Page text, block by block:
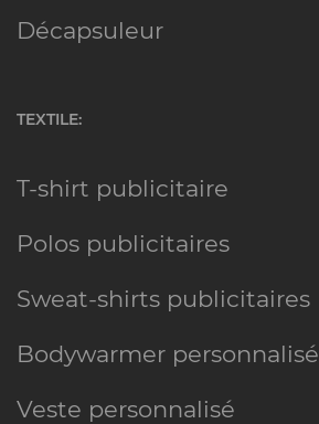
Décapsuleur
TEXTILE:
T-shirt publicitaire
Polos publicitaires
Sweat-shirts publicitaires
Bodywarmer personnalisé
Veste personnalisé